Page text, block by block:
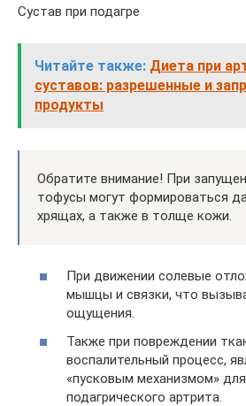
Сустав при подагре
Читайте также: Диета при
суставов: разрешенные и
продукты
Обратите внимание! При
тофусы могут формироваться
хрящах, а также в толще кожи.
При движении солевые
мышцы и связки, что
ощущения.
Также при повреждении
воспалительный процесс,
«пусковым механизмом»
подагрического артрита.